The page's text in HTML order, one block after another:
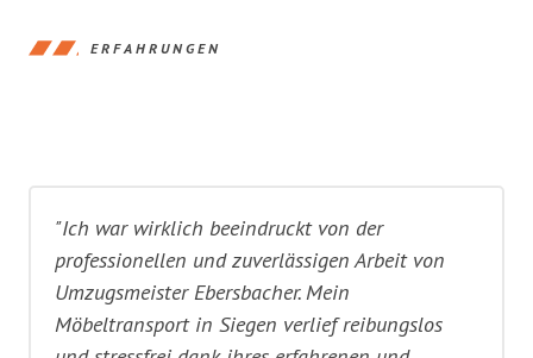
ERFAHRUNGEN
"Ich war wirklich beeindruckt von der
professionellen und zuverlässigen Arbeit von
Umzugsmeister Ebersbacher. Mein
Möbeltransport in Siegen verlief reibungslos